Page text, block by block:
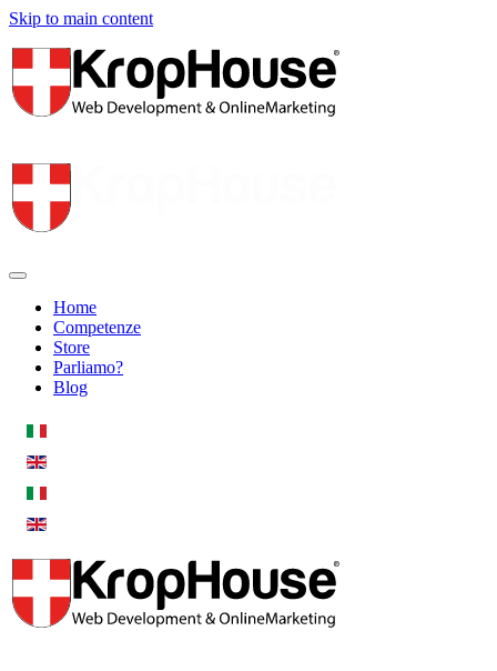
Skip to main content
Home
Competenze
Store
Parliamo?
Blog